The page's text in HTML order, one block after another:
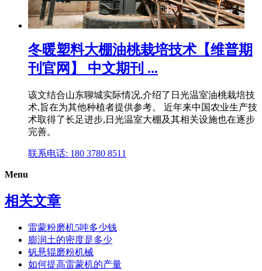
冬暖塑料大棚油桃栽培技术【维普期
刊官网】 中文期刊 ...
该文结合山东聊城实际情况,介绍了日光温室油桃栽培技
术,旨在为其他种植者提供参考。 近年来中国农业生产技
术取得了长足进步,日光温室大棚及其相关设施也在逐步
完善。
联系电话: 180 3780 8511
Menu
相关文章
雷蒙粉磨机5吨多少钱
膨润土的密度是多少
钒悬辊磨粉机械
如何提高雷蒙机的产量